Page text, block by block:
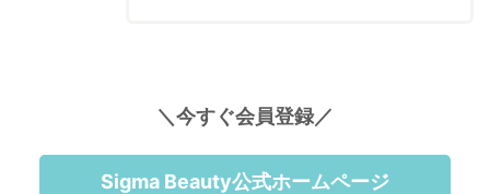
＼今すぐ会員登録／
Sigma Beauty公式ホームページ